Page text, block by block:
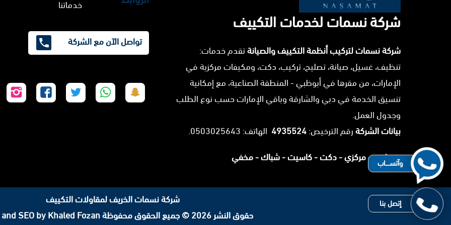
شركة نسمات لخدمات التكييف
شركة نسمات لتركيب أنظمة التكييف والصيانةتقدم خدمات:
تنظيف، غسيل، صيانة، تصليح، تركيب، دكت، ومكيفات مركزية في
الإمارات، من مقرها في أبوظبي - المنطقة الصناعية، مع إمكانية
تنسيق الخدمة في دبي والشارقة وباقي الإمارات حسب نوع الطلب
وجدول العمل.
بيانات الشركةرقم الترخيص:4935524 الهاتف: 0503025643.
سبليت -مركزي -دكت -كاسيت -شباك -مخفي
خدماتنا
تواصل الآن مع الشركة
على
على
على
على
على
شركة نسمات الخريف لمقاولات التكييف
حقوق النشر 2026 © جميع الحقوق محفوظة
SEO by Khaled Fozan
إتصل بنا
وآتســــاب